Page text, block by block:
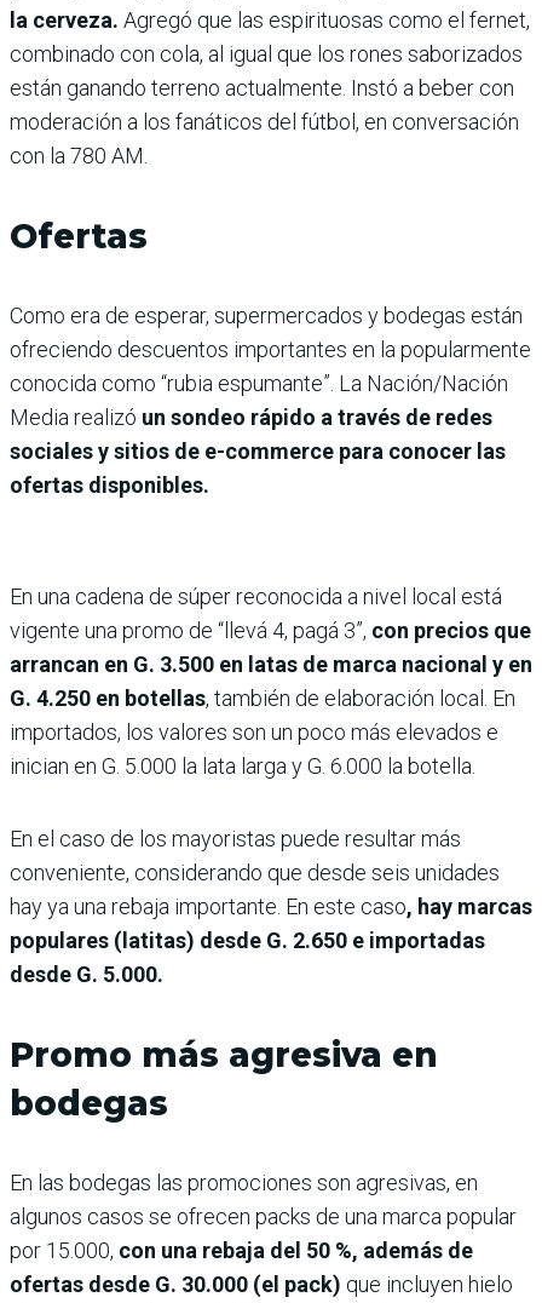
la cerveza. Agregó que las espirituosas como el fernet,
combinado con cola, al igual que los rones saborizados
están ganando terreno actualmente. Instó a beber con
moderación a los fanáticos del fútbol, en conversación
con la 780 AM.
Ofertas
Como era de esperar, supermercados y bodegas están
ofreciendo descuentos importantes en la popularmente
conocida como “rubia espumante”. La Nación/Nación
Media realizó un sondeo rápido a través de redes
sociales y sitios de e-commerce para conocer las
ofertas disponibles.
En una cadena de súper reconocida a nivel local está
vigente una promo de “llevá 4, pagá 3”, con precios que
arrancan en G. 3.500 en latas de marca nacional y en
G. 4.250 en botellas, también de elaboración local. En
importados, los valores son un poco más elevados e
inician en G. 5.000 la lata larga y G. 6.000 la botella.
En el caso de los mayoristas puede resultar más
conveniente, considerando que desde seis unidades
hay ya una rebaja importante. En este caso, hay marcas
populares (latitas) desde G. 2.650 e importadas
desde G. 5.000.
Promo más agresiva en
bodegas
En las bodegas las promociones son agresivas, en
algunos casos se ofrecen packs de una marca popular
por 15.000, con una rebaja del 50 %, además de
ofertas desde G. 30.000 (el pack) que incluyen hielo